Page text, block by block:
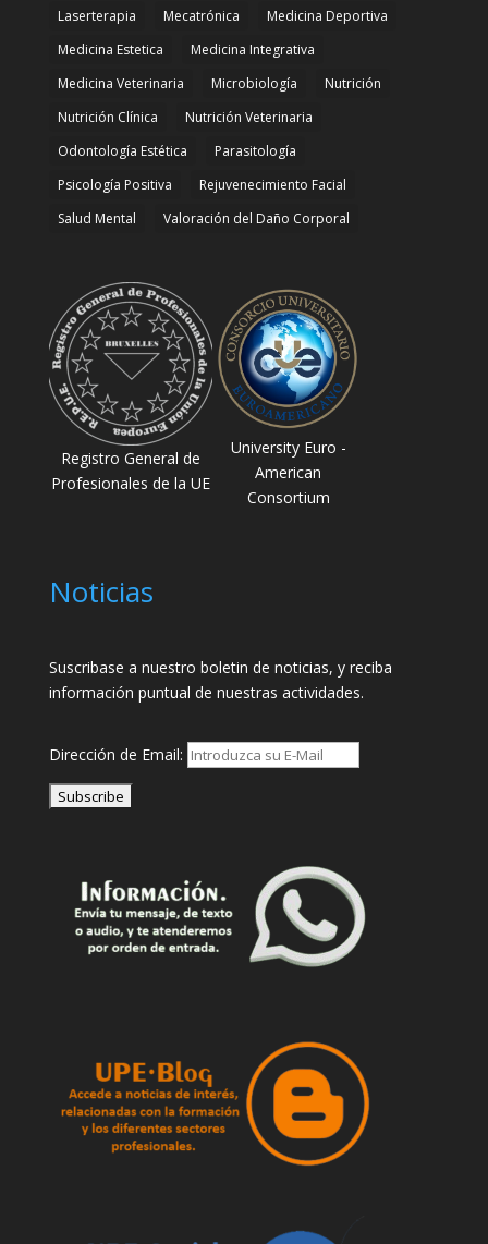
Laserterapia
Mecatrónica
Medicina Deportiva
Medicina Estetica
Medicina Integrativa
Medicina Veterinaria
Microbiología
Nutrición
Nutrición Clínica
Nutrición Veterinaria
Odontología Estética
Parasitología
Psicología Positiva
Rejuvenecimiento Facial
Salud Mental
Valoración del Daño Corporal
Registro General de
Profesionales de la UE
University Euro -
American
Consortium
Noticias
Suscribase a nuestro boletin de noticias, y reciba
información puntual de nuestras actividades.
Dirección de Email: